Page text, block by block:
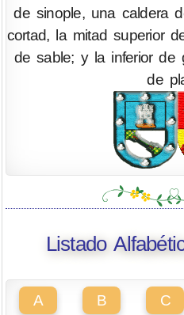
de sinople, una caldera
cortad, la mitad superior
de sable; y la inferior de
de
Listado
A B C